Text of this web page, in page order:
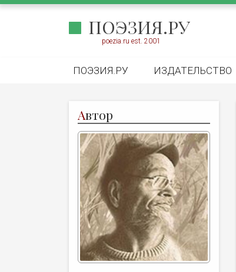
ПОЭЗИЯ.РУ
poezia.ru est. 2001
ПОЭЗИЯ.РУ ИЗДАТЕЛЬСТВО
Автор